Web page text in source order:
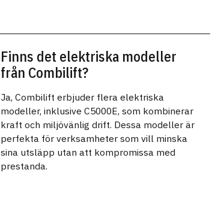
Finns det elektriska modeller
från Combilift?
Ja, Combilift erbjuder flera elektriska
modeller, inklusive C5000E, som kombinerar
kraft och miljövänlig drift. Dessa modeller är
perfekta för verksamheter som vill minska
sina utsläpp utan att kompromissa med
prestanda.